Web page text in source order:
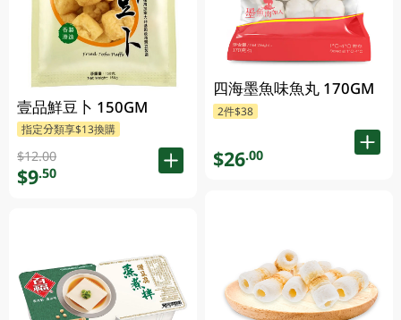
壹品鮮豆卜 150GM
指定分類享$13換購
$12.00
$9.50
四海墨魚味魚丸 170GM
2件$38
$26.00